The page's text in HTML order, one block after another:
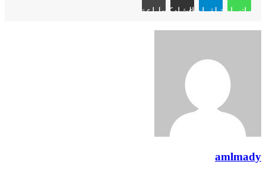
واتسابتيلقرام مشاركة عبر البريد طباعة
amlmady